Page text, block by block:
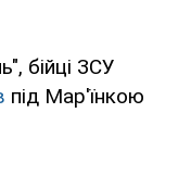
бійці ЗСУ
під Мар'їнкою